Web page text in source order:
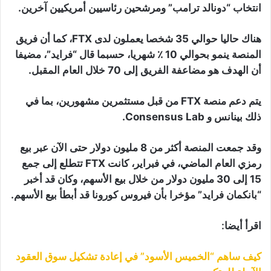
انتخاب “دونالد ترامب” ومرشحين رئاسيين أمريكيين آخرين.
هناك حاليا حوالي 35 شخصا يعملون لدى FTX، كما أن فريق
المنصة ينمو بحوالي 10 ٪ شهريا، حسبما قال “فرايد”، مضيفا
أن الهدف هو مضاعفة الفريق إلى 70 خلال العام المقبل.
يتم دعم منصة FTX من قبل مستثمرين مشهورين، بما في
ذلك بينانس و Consensus Lab.
وقد جمعت المنصة أكثر من 8 مليون دولار حتى الآن عبر بيع
رمزي العام الماضي، في فبراير، كانت FTX تتطلع إلى جمع
15 إلى 30 مليون دولار من خلال بيع الأسهم، وكان قد أخبر
“بانكمان فرايد” مؤخرا بأن فيروس كورونا قد أبطأ بيع الأسهم.
اقرأ أيضا:
كيف ساهم “الخميس الأسود” في إعادة تشكيل سوق العقود